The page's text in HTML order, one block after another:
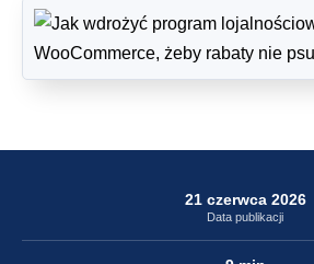
21 czerwca 2026
Data publikacji